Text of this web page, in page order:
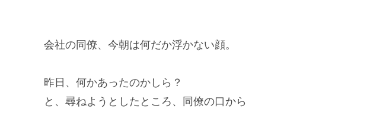
会社の同僚、今朝は何だか浮かない顔。
昨日、 何かあったのかしら？
と、尋ねようとしたところ、同僚の口から